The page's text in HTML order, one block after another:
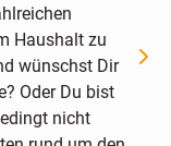
Haushalt zu
wünschst Dir
Oder Du bist
nicht